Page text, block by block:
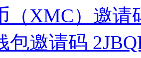
（XMC）邀请
包邀请码